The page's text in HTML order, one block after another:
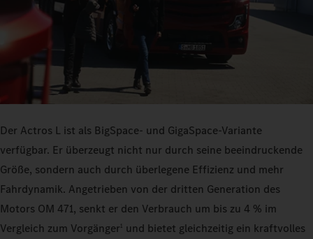
Der Actros L ist als BigSpace- und GigaSpace-Variante
verfügbar. Er überzeugt nicht nur durch seine beeindruckende
Größe, sondern auch durch überlegene Effizienz und mehr
Fahrdynamik. Angetrieben von der dritten Generation des
Motors OM 471, senkt er den Verbrauch um bis zu 4 % im
Vergleich zum Vorgänger1 und bietet gleichzeitig ein kraftvolles